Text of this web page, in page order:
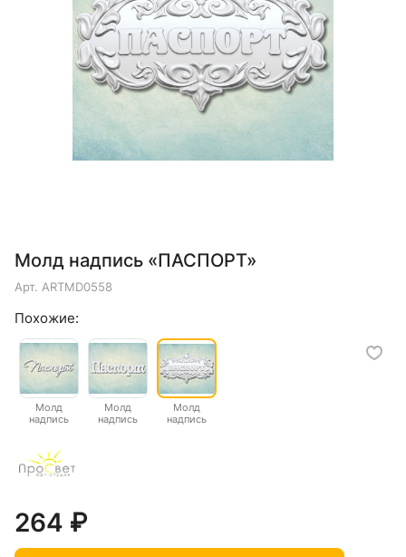
Молд надпись «ПАСПОРТ»
Арт. ARTMD0558
Похожие:
Молд
надпись
Молд
надпись
Молд
надпись
264 ₽